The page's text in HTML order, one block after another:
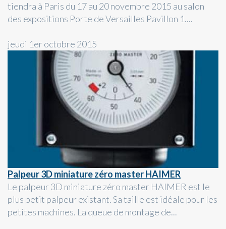
tiendra à Paris du 17 au 20 novembre 2015 au salon
des expositions Porte de Versailles Pavillon 1....
jeudi 1er octobre 2015
Palpeur 3D miniature zéro master HAIMER
Le palpeur 3D miniature zéro master HAIMER est le
plus petit palpeur existant. Sa taille est idéale pour les
petites machines. La queue de montage de...